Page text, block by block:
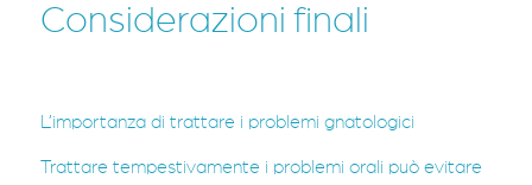
Considerazioni finali
L’importanza di trattare i problemi gnatologici
Trattare tempestivamente i problemi orali può evitare